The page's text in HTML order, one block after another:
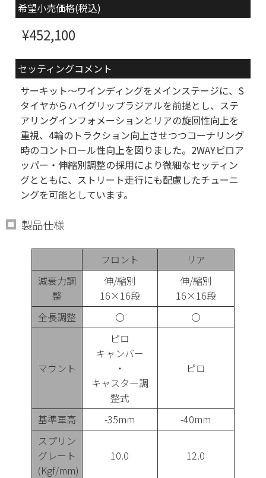
希望小売価格(税込)
¥452,100
セッティングコメント
サーキット〜ワインディングをメインステージに、S
タイヤからハイグリップラジアルを前提とし、ステ
アリングインフォメーションとリアの旋回性向上を
重視、4輪のトラクション向上させつつコーナリング
時のコントロール性向上を図りました。2WAYピロア
ッパー・伸縮別調整の採用により微細なセッティン
グとともに、ストリート走行にも配慮したチューニ
ングを可能としています。
製品仕様
フロント
リア
減衰力調
整
伸/縮別
16×16段
伸/縮別
16×16段
全長調整
〇 〇
マウント
ピロ
キャンバー
・
キャスター調
整式
ピロ
基準車高 -35mm
-40mm
スプリン
グレート
(Kgf/mm)
10.0 12.0